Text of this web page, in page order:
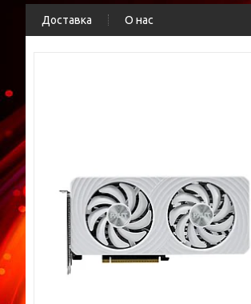
Доставка О нас